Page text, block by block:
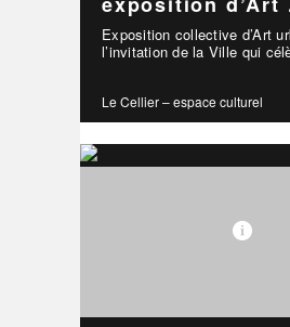
Exposition collective d’Art
l’invitation de la Ville qui
Le Cellier – espace culturel